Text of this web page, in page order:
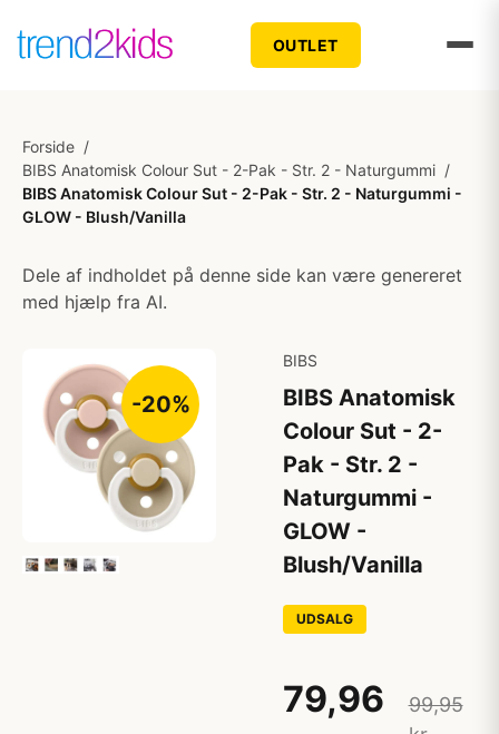
OUTLET
Forside /
BIBS Anatomisk Colour Sut - 2-Pak - Str. 2 - Naturgummi /
BIBS Anatomisk Colour Sut - 2-Pak - Str. 2 - Naturgummi -
GLOW - Blush/Vanilla
Dele af indholdet på denne side kan være genereret
med hjælp fra AI.
-20%
BIBS
BIBS Anatomisk
Colour Sut - 2-
Pak - Str. 2 -
Naturgummi -
GLOW -
Blush/Vanilla
UDSALG
79,96
99,95